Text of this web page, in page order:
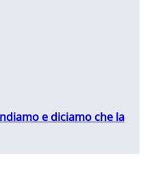
e diciamo che la